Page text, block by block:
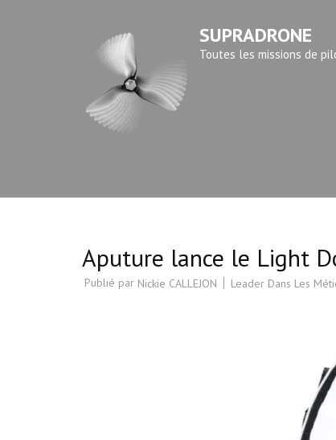
SUPRADRONE
Toutes les missions de
Aputure lance le Light
Publié par Nickie CALLEJON Leader Dans Les